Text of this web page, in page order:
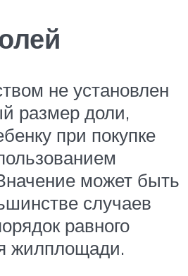
не установлен
размер доли,
при покупке
может быть
случаев
равного
жилплощади.